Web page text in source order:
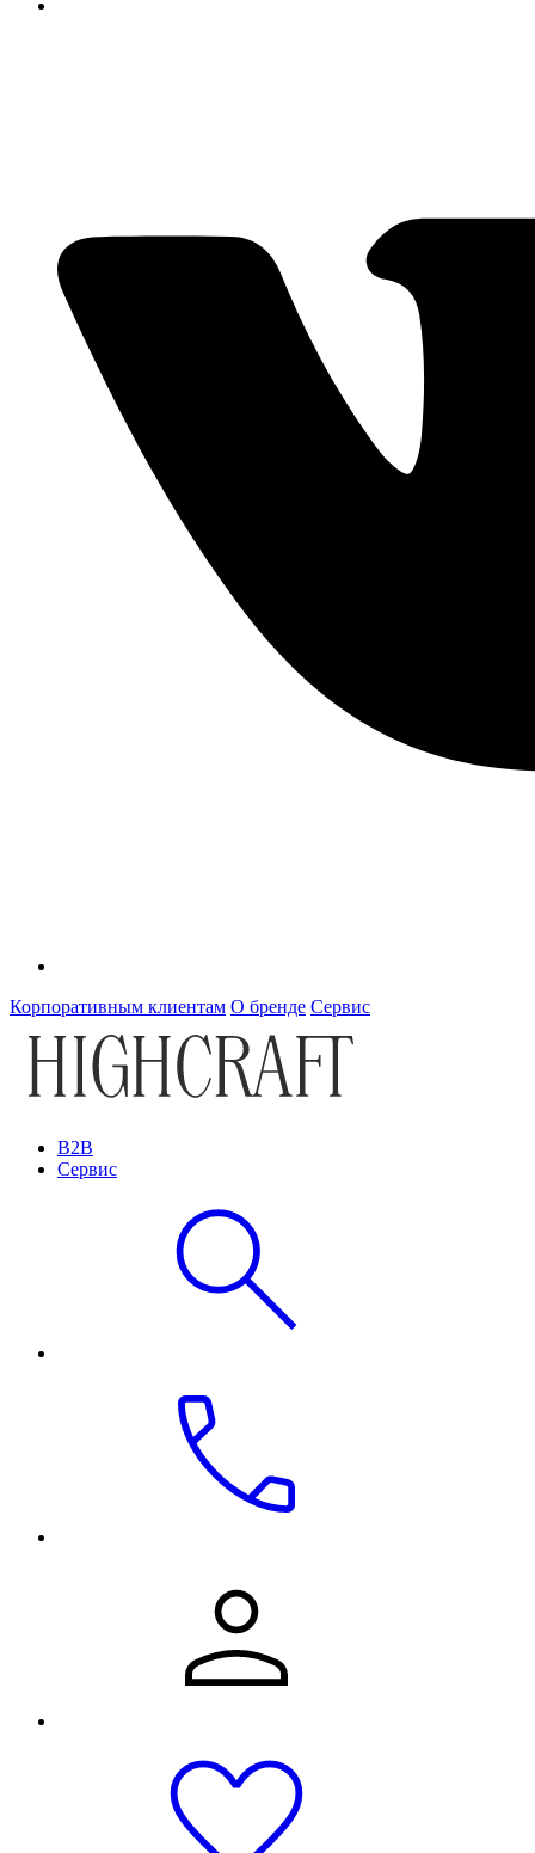
Корпоративным клиентам О бренде Сервис
B2B
Сервис